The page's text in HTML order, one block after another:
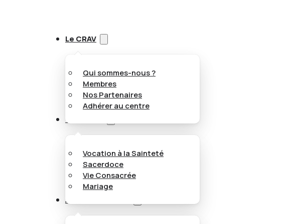
Le CRAV
Qui sommes-nous ?
Membres
Nos Partenaires
Adhérer au centre
Vocations
Vocation à la Sainteté
Sacerdoce
Vie Consacrée
Mariage
Appel aux jeunes